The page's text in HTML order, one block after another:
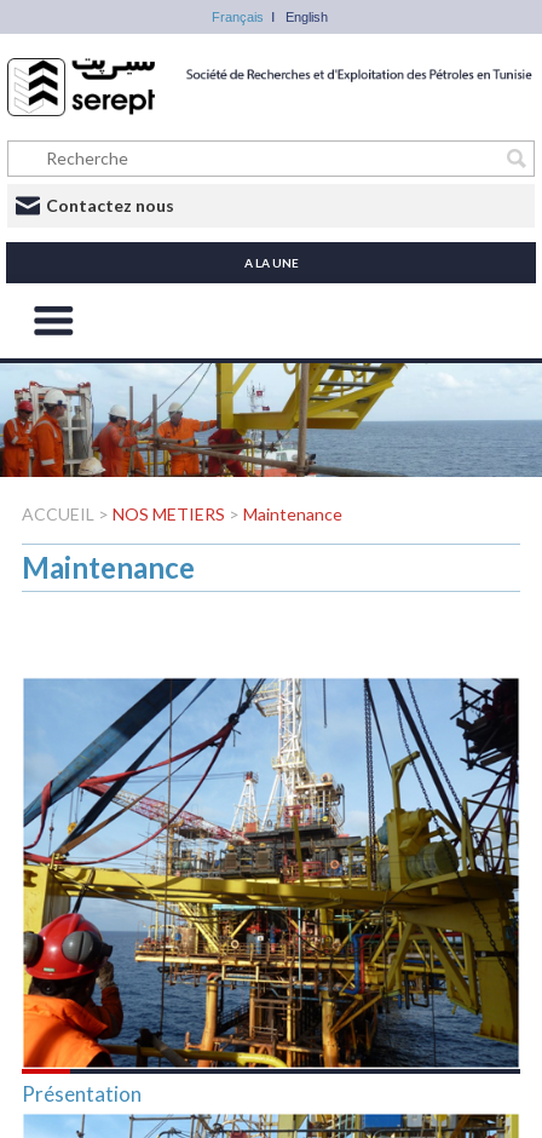
Français English
Contactez nous
A LA UNE
ACCUEIL > NOS METIERS > Maintenance
Maintenance
Présentation